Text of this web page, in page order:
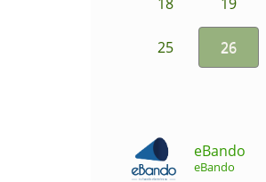
18 19
25 26
eBando
eBando